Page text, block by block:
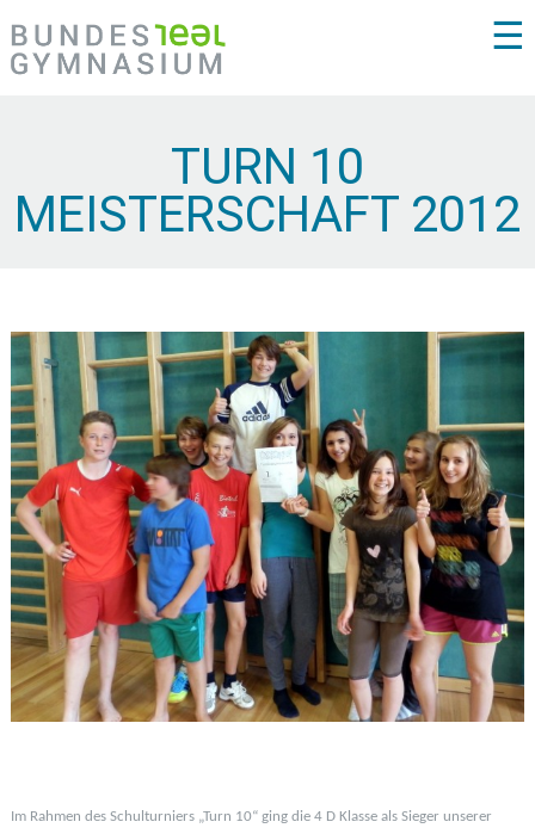
☰
TURN 10
MEISTERSCHAFT 2012
Im Rahmen des Schulturniers „Turn 10“ ging die 4 D Klasse als Sieger unserer